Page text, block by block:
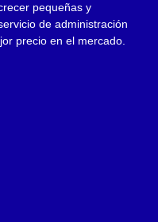
pequeñas y
de administración
precio en el mercado.